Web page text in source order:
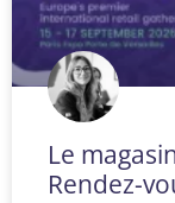
Le
Rendez-